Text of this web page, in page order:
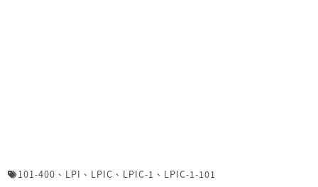
101-400 、 LPI 、 LPIC 、 LPIC-1 、 LPIC-1-101